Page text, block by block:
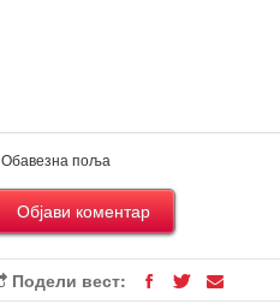
Обавезна поља
Подели вест: